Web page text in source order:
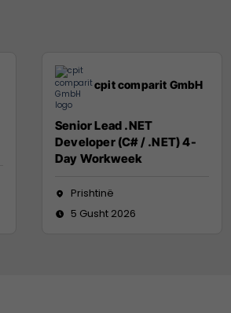
cpit comparit GmbH
Senior Lead .NET
Developer (C# / .NET) 4-
Day Workweek
Prishtinë
5 Gusht 2026